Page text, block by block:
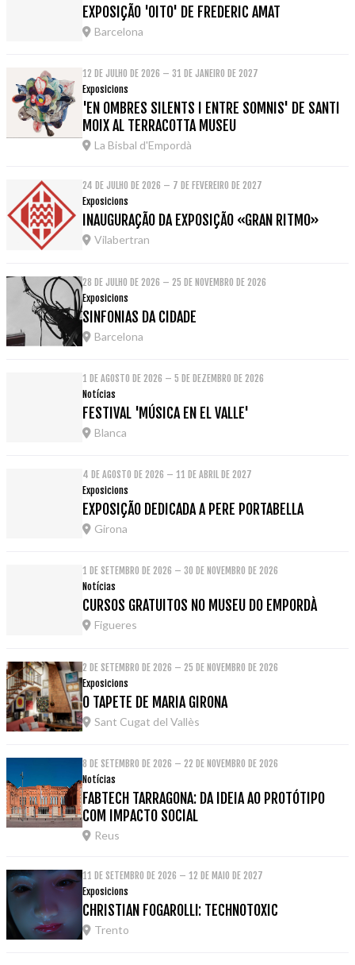
EXPOSIÇÃO 'OITO' DE FREDERIC AMAT
Barcelona
12 DE JULHO DE 2026 – 31 DE JANEIRO DE 2027
Exposicions
'EN OMBRES SILENTS I ENTRE SOMNIS' DE SANTI
MOIX AL TERRACOTTA MUSEU
La Bisbal d'Empordà
24 DE JULHO DE 2026 – 7 DE FEVEREIRO DE 2027
Exposicions
INAUGURAÇÃO DA EXPOSIÇÃO «GRAN RITMO»
Vilabertran
28 DE JULHO DE 2026 – 25 DE NOVEMBRO DE 2026
Exposicions
SINFONIAS DA CIDADE
Barcelona
1 DE AGOSTO DE 2026 – 5 DE DEZEMBRO DE 2026
Notícias
FESTIVAL 'MÚSICA EN EL VALLE'
Blanca
4 DE AGOSTO DE 2026 – 11 DE ABRIL DE 2027
Exposicions
EXPOSIÇÃO DEDICADA A PERE PORTABELLA
Girona
1 DE SETEMBRO DE 2026 – 30 DE NOVEMBRO DE 2026
Notícias
CURSOS GRATUITOS NO MUSEU DO EMPORDÀ
Figueres
2 DE SETEMBRO DE 2026 – 25 DE NOVEMBRO DE 2026
Exposicions
O TAPETE DE MARIA GIRONA
Sant Cugat del Vallès
8 DE SETEMBRO DE 2026 – 22 DE NOVEMBRO DE 2026
Notícias
FABTECH TARRAGONA: DA IDEIA AO PROTÓTIPO
COM IMPACTO SOCIAL
Reus
11 DE SETEMBRO DE 2026 – 12 DE MAIO DE 2027
Exposicions
CHRISTIAN FOGAROLLI: TECHNOTOXIC
Trento